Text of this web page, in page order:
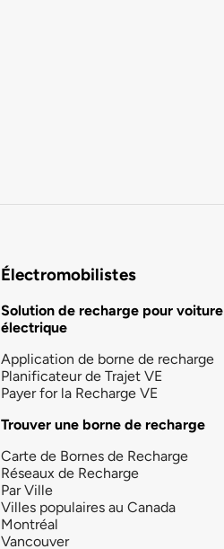
Électromobilistes
Solution de recharge pour voiture
électrique
Application de borne de recharge
Planificateur de Trajet VE
Payer for la Recharge VE
Trouver une borne de recharge
Carte de Bornes de Recharge
Réseaux de Recharge
Par Ville
Villes populaires au Canada
Montréal
Vancouver